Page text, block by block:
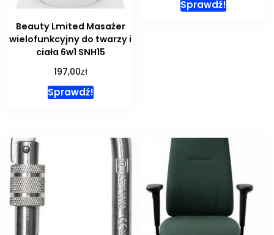
Beauty Lmited Masażer
wielofunkcyjny do twarzy i
ciała 6w1 SNH15
197,00zł
Sprawdź!
Sprawdź!